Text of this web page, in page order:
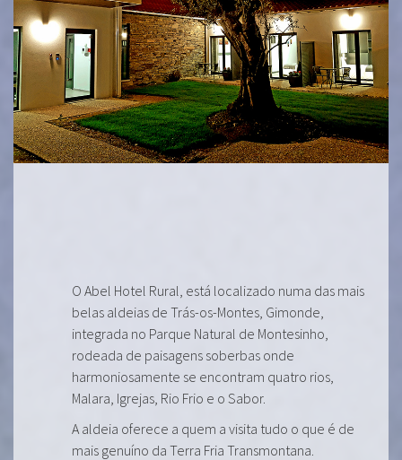
O Abel Hotel Rural, está localizado numa das mais
belas aldeias de Trás-os-Montes, Gimonde,
integrada no Parque Natural de Montesinho,
rodeada de paisagens soberbas onde
harmoniosamente se encontram quatro rios,
Malara, Igrejas, Rio Frio e o Sabor.
A aldeia oferece a quem a visita tudo o que é de
mais genuíno da Terra Fria Transmontana.